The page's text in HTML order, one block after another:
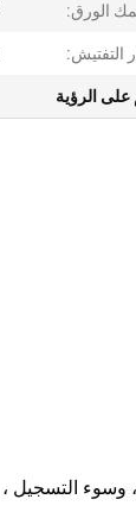
الورق:
التفتيش:
على الرؤية